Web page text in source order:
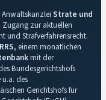
Anwaltskanzlei Strate und
Zugang zur aktuellen
und Strafverfahrensrecht.
, einem monatlichen
mit der
Bundesgerichtshofs
des
Gerichtshofs für